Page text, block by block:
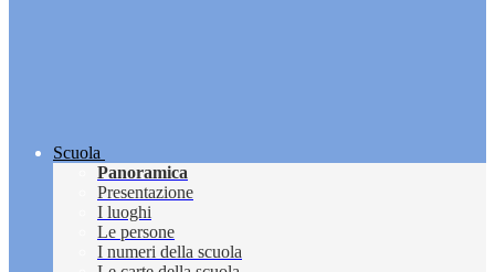
Scuola
Panoramica
Presentazione
I luoghi
Le persone
I numeri della scuola